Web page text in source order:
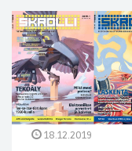
18.12.2019